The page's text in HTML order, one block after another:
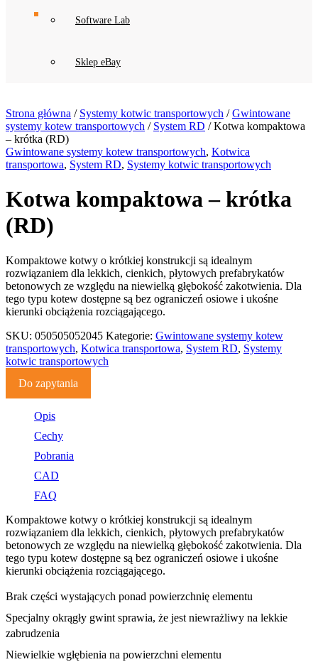
Software Lab
Sklep eBay
Strona główna / Systemy kotwic transportowych /Gwintowane
systemy kotew transportowych / System RD / Kotwa kompaktowa
– krótka (RD)
Gwintowane systemy kotew transportowych, Kotwica
transportowa, System RD, Systemy kotwic transportowych
Kotwa kompaktowa – krótka
(RD)
Kompaktowe kotwy o krótkiej konstrukcji są idealnym
rozwiązaniem dla lekkich, cienkich, płytowych prefabrykatów
betonowych ze względu na niewielką głębokość zakotwienia. Dla
tego typu kotew dostępne są bez ograniczeń osiowe i ukośne
kierunki obciążenia rozciągającego.
SKU: 050505052045 Kategorie: Gwintowane systemy kotew
transportowych, Kotwica transportowa, System RD, Systemy
kotwic transportowych
Do zapytania
Opis
Cechy
Pobrania
CAD
FAQ
Kompaktowe kotwy o krótkiej konstrukcji są idealnym
rozwiązaniem dla lekkich, cienkich, płytowych prefabrykatów
betonowych ze względu na niewielką głębokość zakotwienia. Dla
tego typu kotew dostępne są bez ograniczeń osiowe i ukośne
kierunki obciążenia rozciągającego.
Brak części wystających ponad powierzchnię elementu
Specjalny okrągły gwint sprawia, że jest niewrażliwy na lekkie
zabrudzenia
Niewielkie wgłębienia na powierzchni elementu